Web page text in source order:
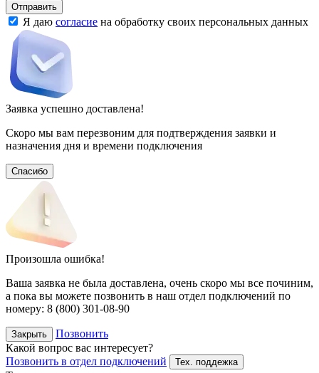
Отправить
Я даю согласие на обработку своих персональных данных
Заявка успешно доставлена!
Скоро мы вам перезвоним для подтверждения заявки и
назначения дня и времени подключения
Спасибо
Произошла ошибка!
Ваша заявка не была доставлена, очень скоро мы все починим,
а пока вы можете позвонить в наш отдел подключений по
номеру: 8 (800) 301-08-90
Закрыть
Позвонить
Какой вопрос вас интересует?
Позвонить в отдел подключений
Тех. поддежка